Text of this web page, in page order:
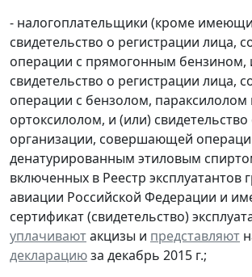
- налогоплательщики (кроме
свидетельство о регистрации лица,
операции с прямогонным бензином,
свидетельство о регистрации лица,
операции с бензолом, параксилолом
ортоксилолом, и (или)
организации, совершающей
денатурированным этиловым
включенных в Реестр эксплуатантов
авиации Российской Федерации и
сертификат (свидетельство)
уплачиваютакцизы и представляют
декларациюза декабрь 2015 г.;